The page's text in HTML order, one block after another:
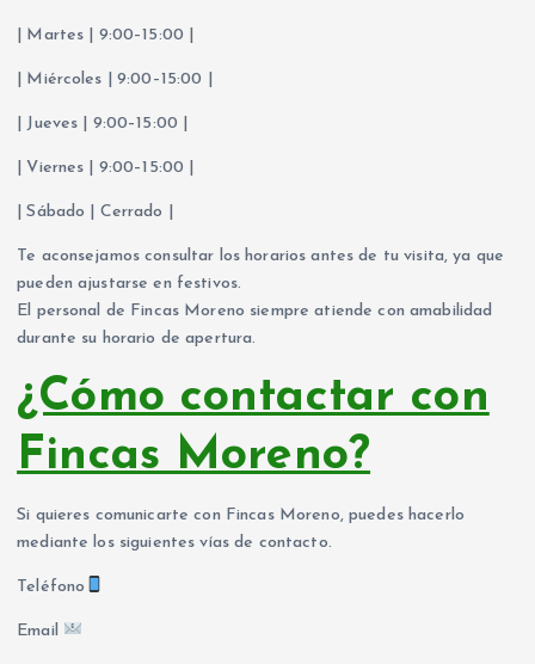
| Martes | 9:00–15:00 |
| Miércoles | 9:00–15:00 |
| Jueves | 9:00–15:00 |
| Viernes | 9:00–15:00 |
| Sábado | Cerrado |
Te aconsejamos consultar los horarios antes de tu visita, ya que
pueden ajustarse en festivos.
El personal de Fincas Moreno siempre atiende con amabilidad
durante su horario de apertura.
¿Cómo contactar con
Fincas Moreno?
Si quieres comunicarte con Fincas Moreno, puedes hacerlo
mediante los siguientes vías de contacto.
Teléfono
Email